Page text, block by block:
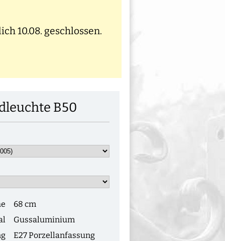
10.08. geschlossen.
B50
68 cm
Gussaluminium
E27 Porzellanfassung